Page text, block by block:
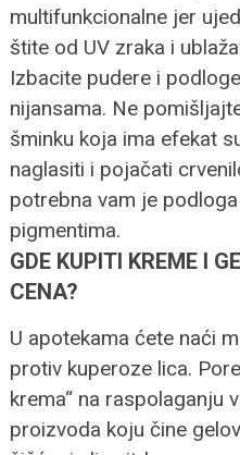
multifunkcionalne jer
štite od UV zraka i
Izbacite pudere i
nijansama. Ne
šminku koja ima efekat
naglasiti i pojačati
potrebna vam je
pigmentima.
GDE KUPITI KREME I
CENA?
U apotekama ćete naći
protiv kuperoze lica.
krema“ na raspolaganju
proizvoda koju čine